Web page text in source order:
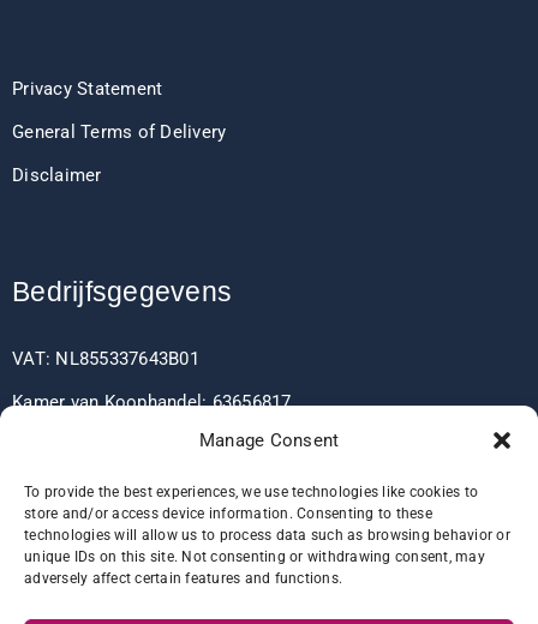
Manage Consent
To provide the best experiences, we use technologies like cookies to
store and/or access device information. Consenting to these
technologies will allow us to process data such as browsing behavior or
unique IDs on this site. Not consenting or withdrawing consent, may
adversely affect certain features and functions.
Privacy Statement
General Terms of Delivery
Disclaimer
Bedrijfsgegevens
VAT: NL855337643B01
Kamer van Koophandel: 63656817
Bankgegevens